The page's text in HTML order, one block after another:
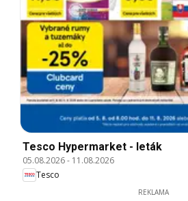
Tesco Hypermarket - leták
05.08.2026- 11.08.2026
Tesco
REKLAMA